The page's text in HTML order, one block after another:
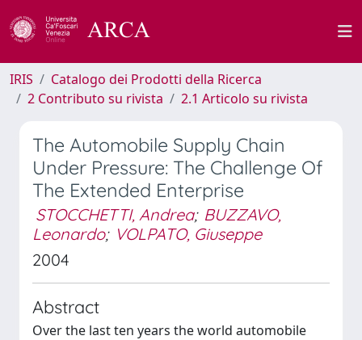
IRIS
Catalogo dei Prodotti della Ricerca
2 Contributo su rivista
2.1 Articolo su rivista
The Automobile Supply Chain
Under Pressure: The Challenge Of
The Extended Enterprise
STOCCHETTI, Andrea; BUZZAVO,
Leonardo; VOLPATO, Giuseppe
2004
Abstract
Over the last ten years the world automobile